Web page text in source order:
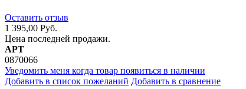
Оставить отзыв
1 395,00 Руб.
Цена последней продажи.
АРТ
0870066
Уведомить меня когда товар появиться в наличии
Добавить в список пожеланий Добавить в сравнение